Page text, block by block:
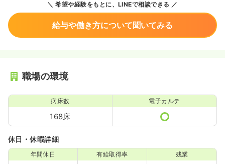
希望や経験をもとに、LINEで相談できる
給与や働き方について聞いてみる
職場の環境
病床数
168床
電子カルテ
休日・休暇詳細
年間休日 有給取得率 残業